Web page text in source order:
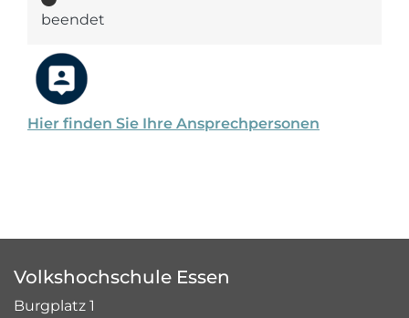
Hier finden Sie Ihre Ansprechpersonen
beendet
Volkshochschule Essen
Burgplatz 1